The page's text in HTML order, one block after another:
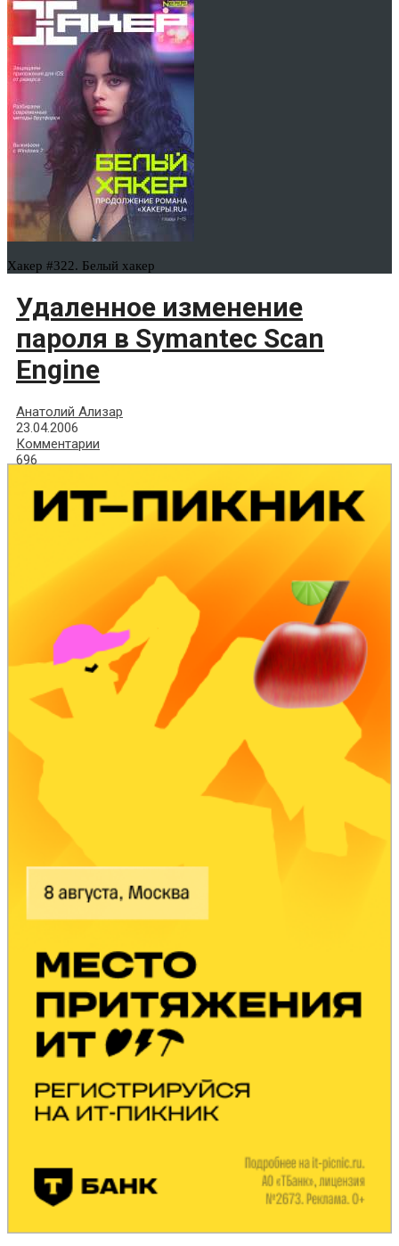
Хакер #322. Белый хакер
Удаленное изменение
пароля в Symantec Scan
Engine
Анатолий Ализар
23.04.2006
Комментарии
696